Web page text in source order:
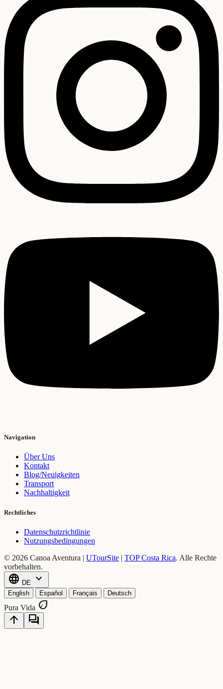
Navigation
Über Uns
Kontakt
Blog/Neuigkeiten
Transport
Nachhaltigkeit
Rechtliches
Datenschutzrichtlinie
Nutzungsbedingungen
© 2026 Canoa Aventura | UTourSite | TOP Costa Rica. Alle Rechte
vorbehalten.
language DE expand_more
English Español Français Deutsch
Pura Vida eco
arrow_upward
forum